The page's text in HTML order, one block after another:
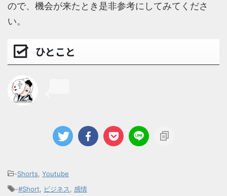
ので、機会が来たとき是非参考にしてみてくださ
い。
ひとこと
-Shorts Youtube
-#Short ビジネス 感情